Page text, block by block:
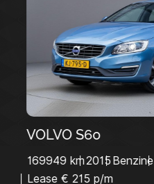
VOLVO S60
169949 km2015Benzine
Lease € 215 p/m